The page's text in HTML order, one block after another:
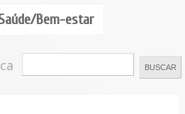
Bem-estar